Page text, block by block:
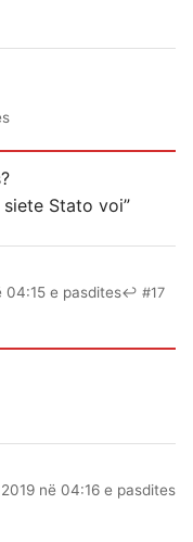
siete Stato voi”
04:15 e pasdites↩ #17
në 04:16 e pasdites